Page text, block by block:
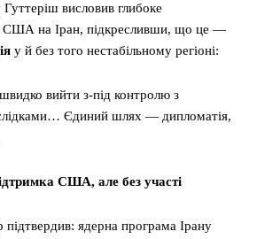
висловив глибоке
США на Іран, підкресливши, що це —
у й без того нестабільному регіоні:
вийти з-під контролю з
Єдиний шлях — дипломатія,
США, але без участі
ядерна програма Ірану